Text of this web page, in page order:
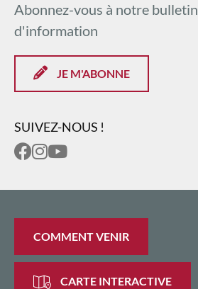
Abonnez-vous à notre bulletin
d'information
JE M'ABONNE
SUIVEZ-NOUS !
COMMENT VENIR
CARTE INTERACTIVE